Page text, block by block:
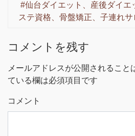
#仙台ダイエット、産後ダイエ
ステ資格、骨盤矯正、子連れ
コメントを残す
メールアドレスが公開されること
ている欄は必須項目です
コメント